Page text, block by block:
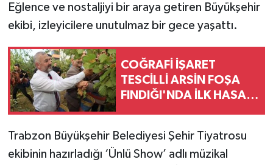
Eğlence ve nostaljiyi bir araya getiren Büyükşehir
ekibi, izleyicilere unutulmaz bir gece yaşattı.
COĞRAFİ İŞARET
TESCİLLİ ARSİN FOŞA
FINDIĞI'NDA İLK HASAT
Trabzon Büyükşehir Belediyesi Şehir Tiyatrosu
ekibinin hazırladığı ‘Ünlü Show’ adlı müzikal